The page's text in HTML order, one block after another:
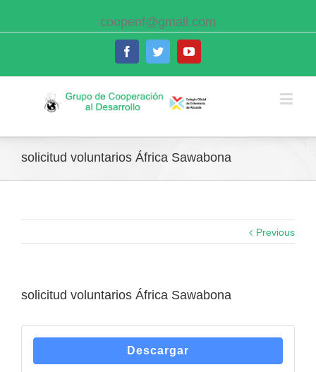
coopenf@gmail.com
FacebookTwitterYoutube
solicitud voluntarios África Sawabona
Previous
solicitud voluntarios África Sawabona
Descargar